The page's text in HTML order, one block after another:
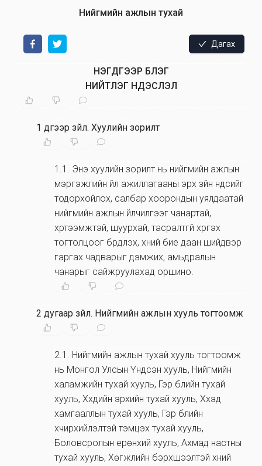
Нийгмийн ажлын тухай
Дагах
НЭГДҮГЭЭР БҮЛЭГ
НИЙТЛЭГ ҮНДЭСЛЭЛ
1 дүгээр зүйл. Хуулийн зорилт
1.1 . Энэ хуулийн зорилт нь нийгмийн ажлын
мэргэжлийн үйл ажиллагааны эрх зүйн үндсийг
тодорхойлох, салбар хоорондын уялдаатай
нийгмийн ажлын үйлчилгээг чанартай,
хүртээмжтэй, шуурхай, тасралтгүй хүргэх
тогтолцоог бүрдүүлэх, хүний бие даан шийдвэр
гаргах чадварыг дэмжих, амьдралын
чанарыг сайжруулахад оршино.
2 дугаар зүйл. Нийгмийн ажлын хууль тогтоомж
2.1 . Нийгмийн ажлын тухай хууль тогтоомж
нь Монгол Улсын Үндсэн хууль, Нийгмийн
халамжийн тухай хууль, Гэр бүлийн тухай
хууль, Хүүхдийн эрхийн тухай хууль, Хүүхэд
хамгааллын тухай хууль, Гэр бүлийн
хүчирхийлэлтэй тэмцэх тухай хууль,
Боловсролын ерөнхий хууль, Ахмад настны
тухай хууль, Хөгжлийн бэрхшээлтэй хүний